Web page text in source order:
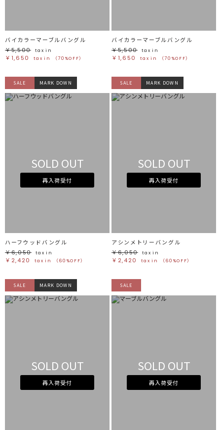
バイカラーマーブルバングル
￥5,500
tax in
￥1,650 tax in （70%OFF）
バイカラーマーブルバングル
￥5,500
tax in
￥1,650 tax in （70%OFF）
SALE MARK DOWN
SOLD OUT
再入荷受付
ハーフウッドバングル
￥6,050
tax in
￥2,420 tax in （60%OFF）
SALE MARK DOWN
SOLD OUT
再入荷受付
アシンメトリーバングル
￥6,050
tax in
￥2,420 tax in （60%OFF）
SALE MARK DOWN
SOLD OUT
再入荷受付
SALE
SOLD OUT
再入荷受付